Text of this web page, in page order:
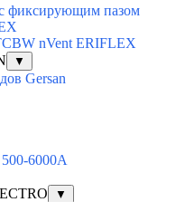
фиксирующим пазом
nVent ERIFLEX
▼
Gersan
6000A
▼